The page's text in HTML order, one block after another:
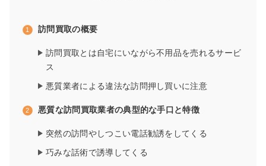
訪問買取の概要
訪問買取とは自宅にいながら不用品を売れるサービ
ス
悪質業者による違法な訪問押し買いに注意
悪質な訪問買取業者の典型的な手口と特徴
突然の訪問やしつこい電話勧誘をしてくる
巧みな話術で誘導してくる